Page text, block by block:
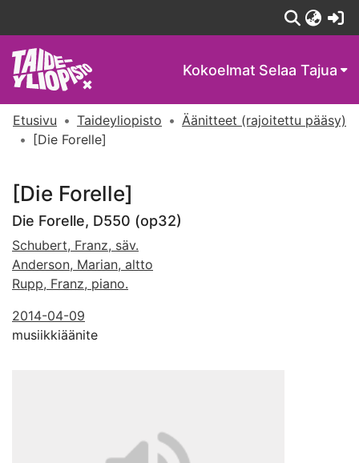
Kokoelmat Selaa Tajua
Etusivu Taideyliopisto
Äänitteet (rajoitettu pääsy)
[Die Forelle]
[Die Forelle]
Die Forelle, D550 (op32)
Schubert, Franz, säv.
Anderson, Marian, altto
Rupp, Franz, piano.
2014-04-09
musiikkiäänite